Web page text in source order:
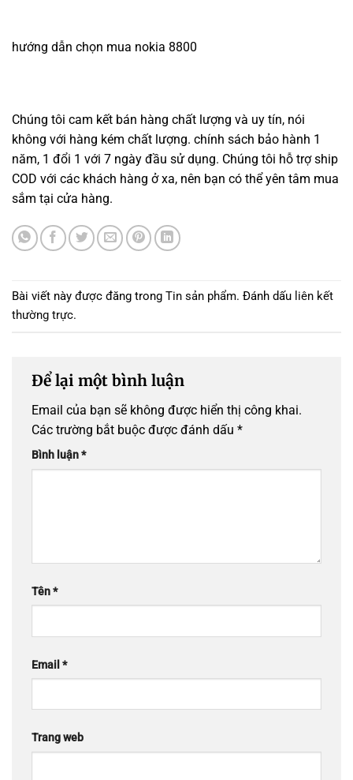
hướng dẫn chọn mua nokia 8800
Chúng tôi cam kết bán hàng chất lượng và uy tín, nói
không với hàng kém chất lượng. chính sách bảo hành 1
năm, 1 đổi 1 với 7 ngày đầu sử dụng. Chúng tôi hỗ trợ ship
COD với các khách hàng ở xa, nên bạn có thể yên tâm mua
sắm tại cửa hàng.
Bài viết này được đăng trong Tin sản phẩm. Đánh dấu liên kết
thường trực.
Để lại một bình luận
Email của bạn sẽ không được hiển thị công khai.
Các trường bắt buộc được đánh dấu *
Bình luận*
Tên*
Email *
Trang web